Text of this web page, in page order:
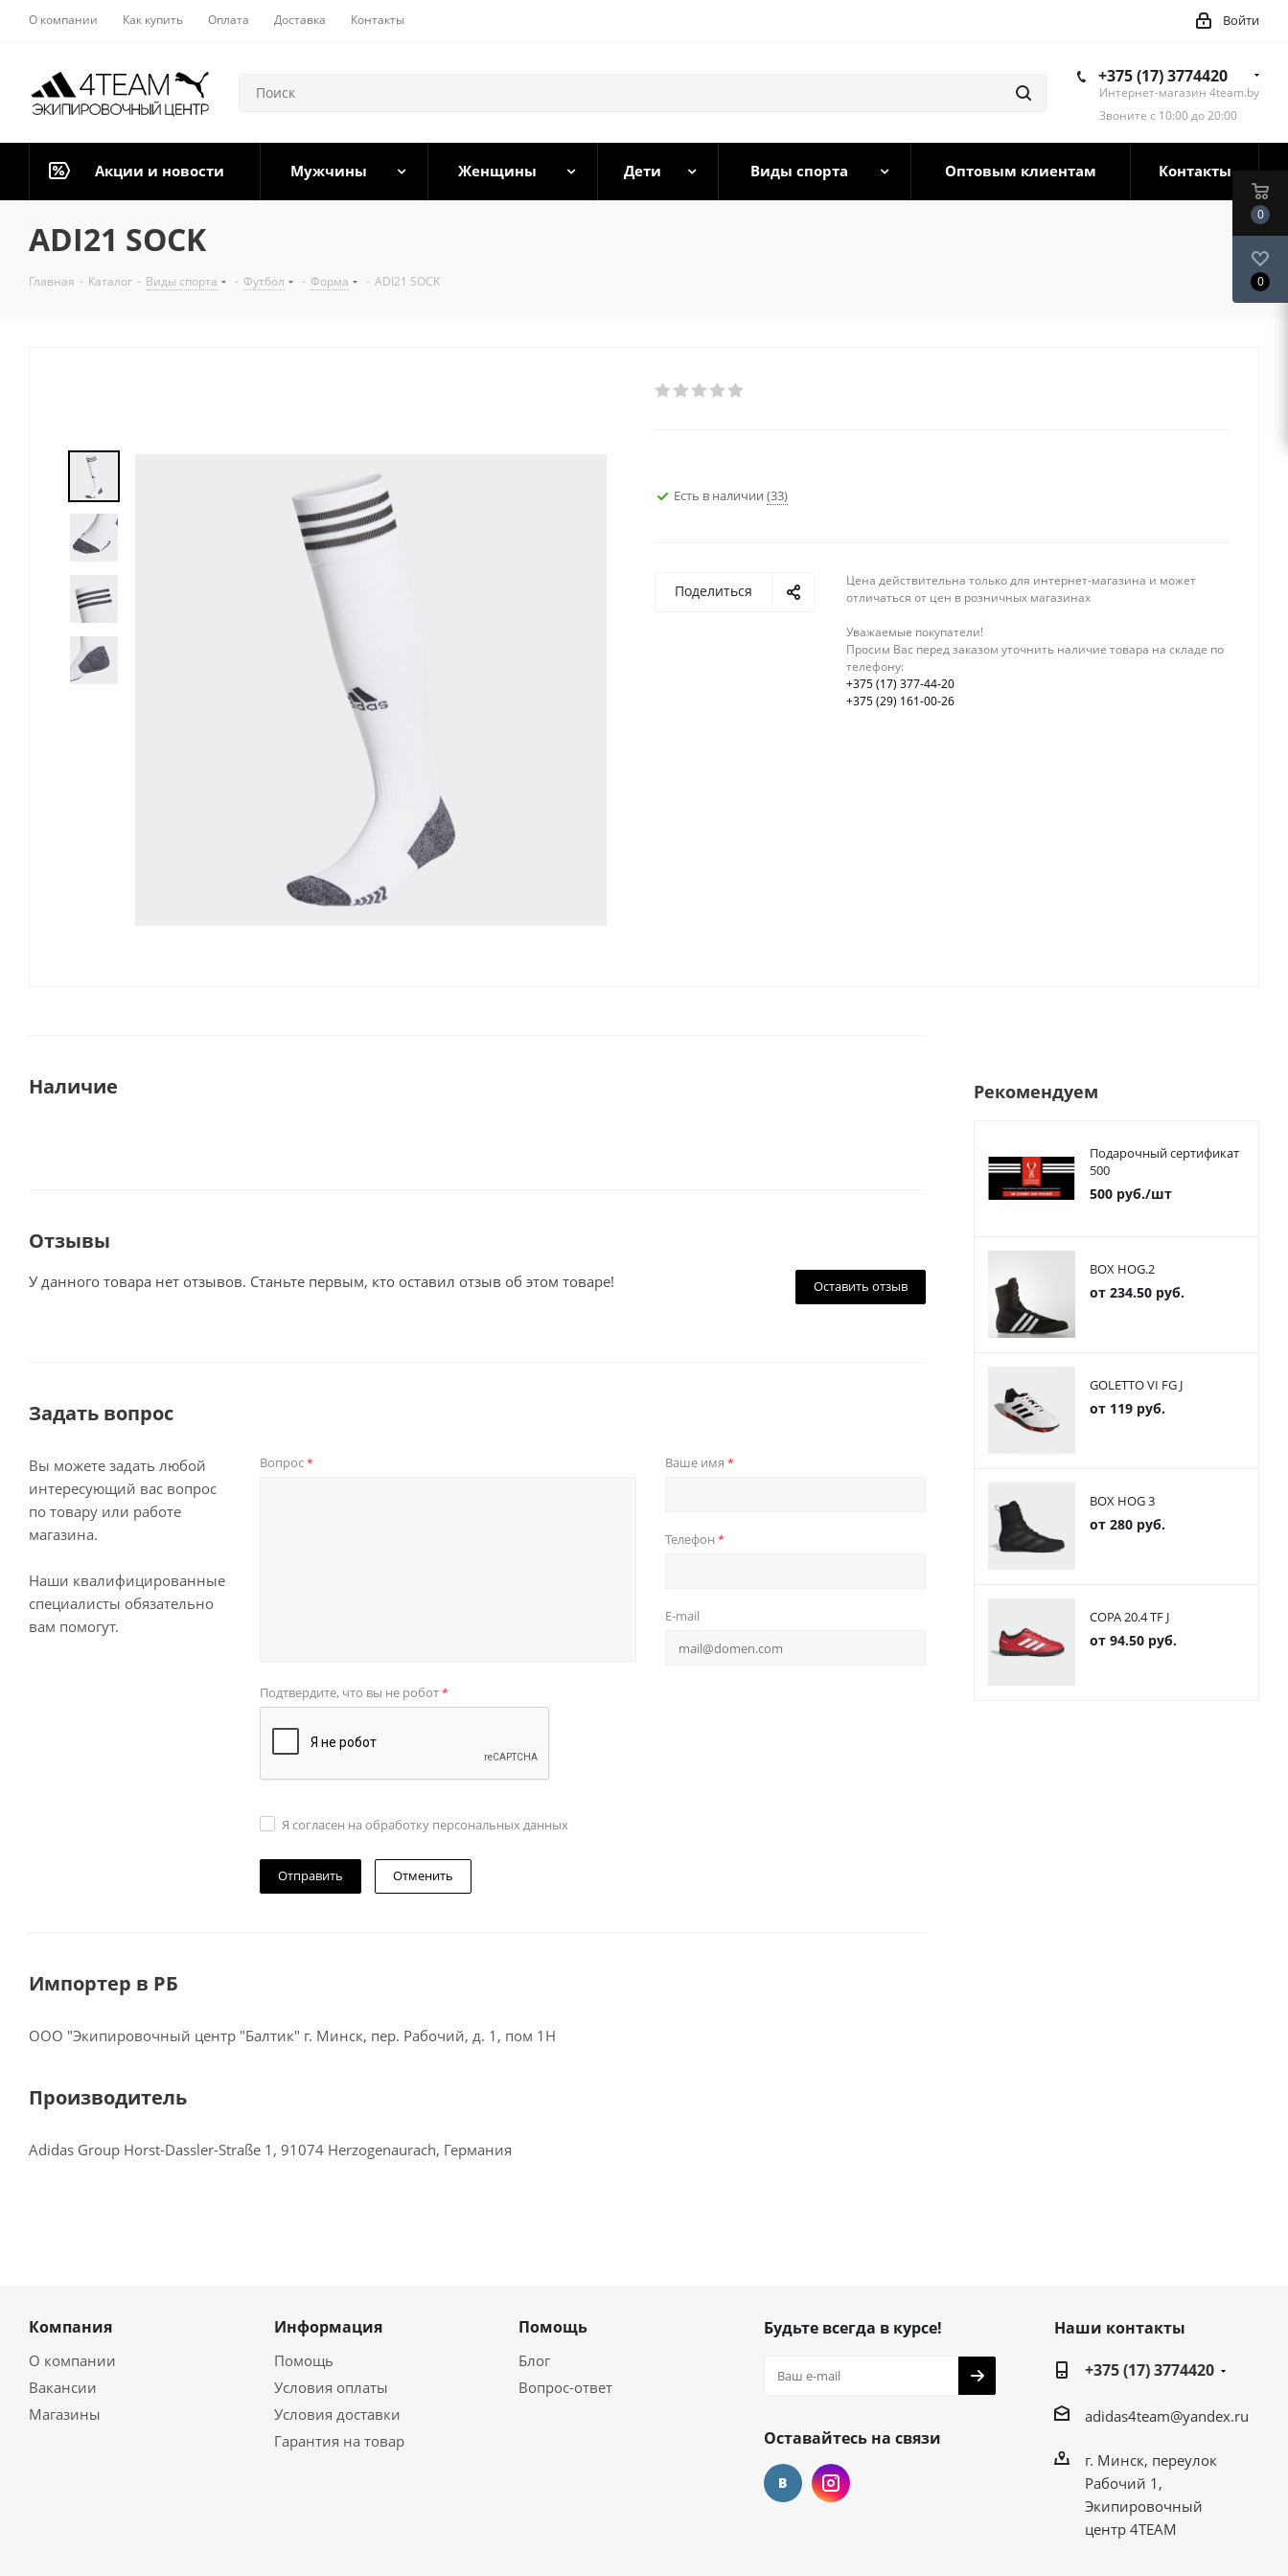
О компании Как купить Оплата Доставка Контакты Войти
+375 (17) 3774420
Интернет-магазин 4team.by
Звоните с 10:00 до 20:00
Акции и новости Мужчины Женщины Дети Виды спорта Оптовым клиентам Контакты
ADI21 SOCK
Главная - Каталог - Виды спорта - Футбол - Форма - ADI21 SOCK
Есть в наличии (33)
Поделиться
Цена действительна только для интернет-магазина и может
отличаться от цен в розничных магазинах
Уважаемые покупатели!
Просим Вас перед заказом уточнить наличие товара на складе по
телефону:
+375 (17) 377-44-20
+375 (29) 161-00-26
Наличие
Отзывы
Оставить отзыв
У данного товара нет отзывов. Станьте первым, кто оставил отзыв об этом товаре!
Задать вопрос
Вы можете задать любой
интересующий вас вопрос
по товару или работе
магазина.
Наши квалифицированные
специалисты обязательно
вам помогут.
Вопрос* Ваше имя *
Телефон *
E-mail
Подтвердите, что вы не робот*
Я согласен на обработку персональных данных
Отменить
Импортер в РБ
ООО "Экипировочный центр "Балтик" г. Минск, пер. Рабочий, д. 1, пом 1Н
Производитель
Adidas Group Horst-Dassler-Straße 1, 91074 Herzogenaurach, Германия
Рекомендуем
Подарочный сертификат
500
500руб./шт
BOX HOG.2
от 234.50 руб.
GOLETTO VI FG J
от 119 руб.
BOX HOG 3
от 280 руб.
COPA 20.4 TF J
от 94.50 руб.
Компания
О компании
Вакансии
Магазины
Информация
Помощь
Условия оплаты
Условия доставки
Гарантия на товар
Помощь
Блог
Вопрос-ответ
Будьте всегда в курсе!
Оставайтесь на связи
Наши контакты
+375 (17) 3774420
adidas4team@yandex.ru
г. Минск, переулок
Рабочий 1,
Экипировочный
центр 4TEAM
0
0